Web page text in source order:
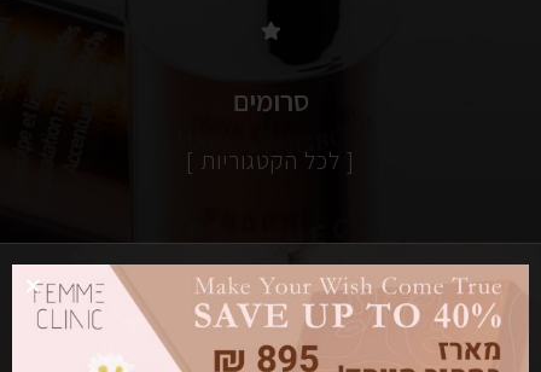
סרומים
[ לכל הקטגוריות ]
מוצרי DERMALOGICA